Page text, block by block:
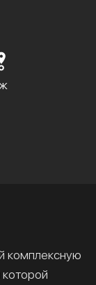
комплексную